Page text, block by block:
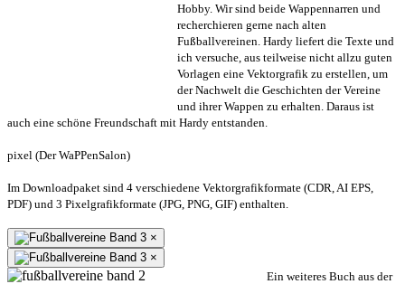
Hobby. Wir sind beide Wappennarren und
recherchieren gerne nach alten
Fußballvereinen. Hardy liefert die Texte und
ich versuche, aus teilweise nicht allzu guten
Vorlagen eine Vektorgrafik zu erstellen, um
der Nachwelt die Geschichten der Vereine
und ihrer Wappen zu erhalten. Daraus ist
auch eine schöne Freundschaft mit Hardy entstanden.
pixel (Der WaPPenSalon)
Im Downloadpaket sind 4 verschiedene Vektorgrafikformate (CDR, AI EPS,
PDF) und 3 Pixelgrafikformate (JPG, PNG, GIF) enthalten.
×
×
Ein weiteres Buch aus der